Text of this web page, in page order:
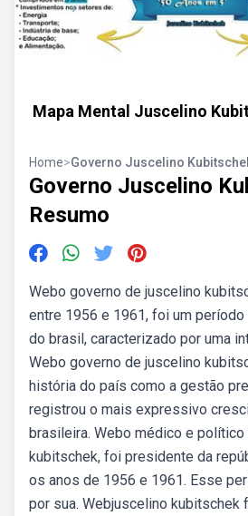
Mapa Mental Juscelino
Home>Governo Juscelino
Governo Juscelino
Resumo
Webo governo de juscelino
entre 1956 e 1961, foi um período
do brasil, caracterizado por uma
Webo governo de juscelino
história do país como a gestão
registrou o mais expressivo
brasileira. Webo médico e político
kubitschek, foi presidente da
os anos de 1956 e 1961. Esse
por sua. Webjuscelino kubitschek